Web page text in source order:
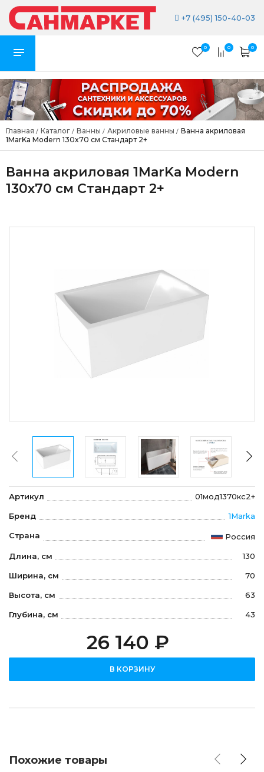
+7 (495) 150-40-03
0 0 0
Главная / Каталог / Ванны / Акриловые ванны / Ванна акриловая
1MarKa Modern 130x70 см Стандарт 2+
Ванна акриловая 1MarKa Modern
130x70 см Стандарт 2+
Артикул 01мод1370кс2+
Бренд 1Marka
Страна Россия
Длина, см 130
Ширина, см 70
Высота, см 63
Глубина, см 43
26 140 ₽
В КОРЗИНУ
Похожие товары